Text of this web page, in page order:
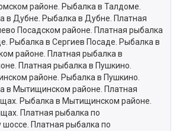
районе. Рыбалка в Талдоме.
в Дубне. Рыбалка в Дубне. Платная
Посадском районе. Платная рыбалка
Рыбалка в Сергиев Посаде. Рыбалка в
районе. Платная рыбалка в
Платная рыбалка в Пушкино.
районе. Рыбалка в Пушкино.
в Мытищинском районе. Платная
Рыбалка в Мытищинском районе.
Платная рыбалка по
шоссе. Платная рыбалка по